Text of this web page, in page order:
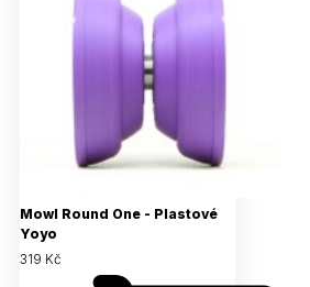
Mowl Round One - Plastové
Yoyo
319 Kč